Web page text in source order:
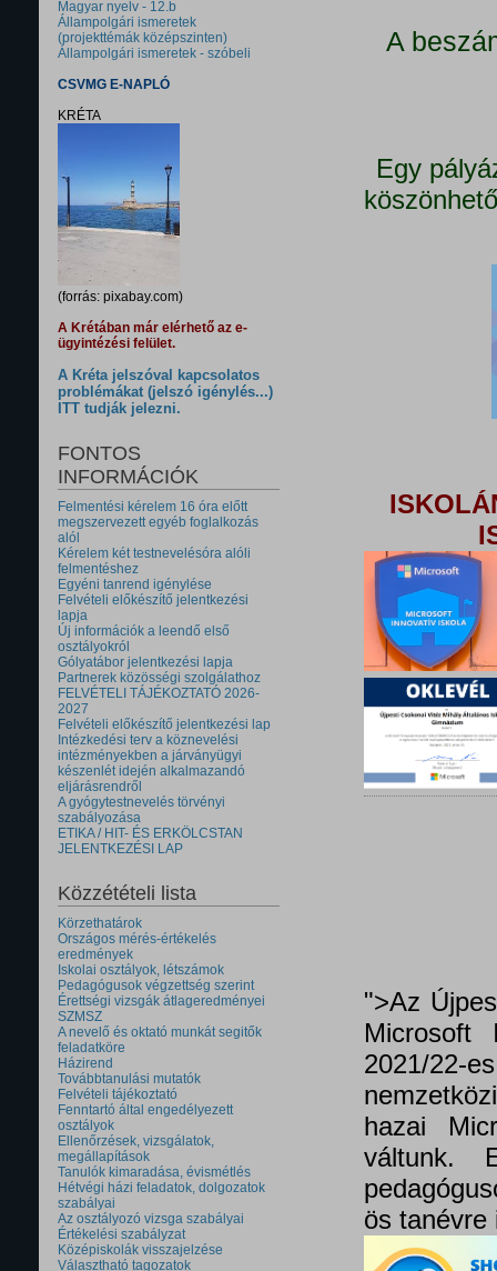
Magyar nyelv - 12.b
Állampolgári ismeretek
(projekttémák középszinten)
Állampolgári ismeretek - szóbeli
CSVMG E-NAPLÓ
KRÉTA
(forrás: pixabay.com)
A Krétában már elérhető az e-
ügyintézési felület.
A Kréta jelszóval kapcsolatos
problémákat (jelszó igénylés...)
ITT tudják jelezni.
FONTOS
INFORMÁCIÓK
Felmentési kérelem 16 óra előtt
megszervezett egyéb foglalkozás
alól
Kérelem két testnevelésóra alóli
felmentéshez
Egyéni tanrend igénylése
Felvételi előkészítő jelentkezési
lapja
Új információk a leendő első
osztályokról
Gólyatábor jelentkezési lapja
Partnerek közösségi szolgálathoz
FELVÉTELI TÁJÉKOZTATÓ 2026-
2027
Felvételi előkészítő jelentkezési lap
Intézkedési terv a köznevelési
intézményekben a járványügyi
készenlét idején alkalmazandó
eljárásrendről
A gyógytestnevelés törvényi
szabályozása
ETIKA / HIT- ÉS ERKÖLCSTAN
JELENTKEZÉSI LAP
Közzétételi lista
Körzethatárok
Országos mérés-értékelés
eredmények
Iskolai osztályok, létszámok
Pedagógusok végzettség szerint
Érettségi vizsgák átlageredményei
SZMSZ
A nevelő és oktató munkát segitők
feladatköre
Házirend
Továbbtanulási mutatók
Felvételi tájékoztató
Fenntartó által engedélyezett
osztályok
Ellenőrzések, vizsgálatok,
megállapítások
Tanulók kimaradása, évismétlés
Hétvégi házi feladatok, dolgozatok
szabályai
Az osztályozó vizsga szabályai
Értékelési szabályzat
Középiskolák visszajelzése
Választható tagozatok
A
Egy
">Az
Microsoft
2021/
hazai
váltunk.
ös tanévre